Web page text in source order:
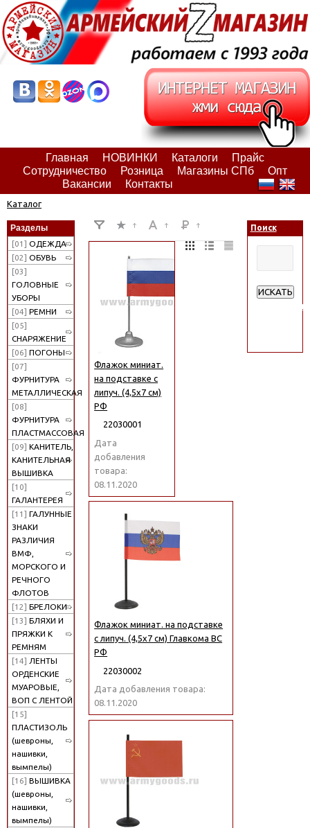
Главная НОВИНКИ Каталоги
Прайс
Сотрудничество
Розница Магазины СПб
Опт
Вакансии
Контакты
Каталог
Разделы
[01] ОДЕЖДА
[02] ОБУВЬ
[03]
ГОЛОВНЫЕ
УБОРЫ
[04] РЕМНИ
[05]
СНАРЯЖЕНИЕ
[06] ПОГОНЫ
[07]
ФУРНИТУРА
МЕТАЛЛИЧЕСКАЯ
[08]
ФУРНИТУРА
ПЛАСТМАССОВАЯ
[09] КАНИТЕЛЬ,
КАНИТЕЛЬНАЯ
ВЫШИВКА
[10]
ГАЛАНТЕРЕЯ
[11] ГАЛУННЫЕ
ЗНАКИ
РАЗЛИЧИЯ
ВМФ,
МОРСКОГО И
РЕЧНОГО
ФЛОТОВ
[12] БРЕЛОКИ
[13] БЛЯХИ И
ПРЯЖКИ К
РЕМНЯМ
[14] ЛЕНТЫ
ОРДЕНСКИЕ
МУАРОВЫЕ,
ВОП С ЛЕНТОЙ
[15]
ПЛАСТИЗОЛЬ
(шевроны,
нашивки,
вымпелы)
[16] ВЫШИВКА
(шевроны,
нашивки,
вымпелы)
Флажок миниат.
на подставке с
липуч. (4,5х7 см)
РФ
22030001
Дата
добавления
товара:
08.11.2020
Флажок миниат. на подставке
с липуч. (4,5х7 см) Главкома ВС
РФ
22030002
Дата добавления товара:
08.11.2020
Поиск
ИСКАТЬ